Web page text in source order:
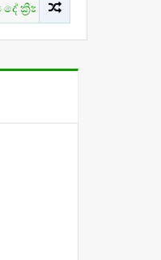
වල සිදු නොවීම ගැන ක්‍රීඩා